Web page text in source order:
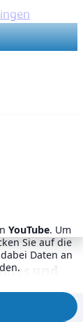
YouTube. Um
Sie auf die
Daten an
und